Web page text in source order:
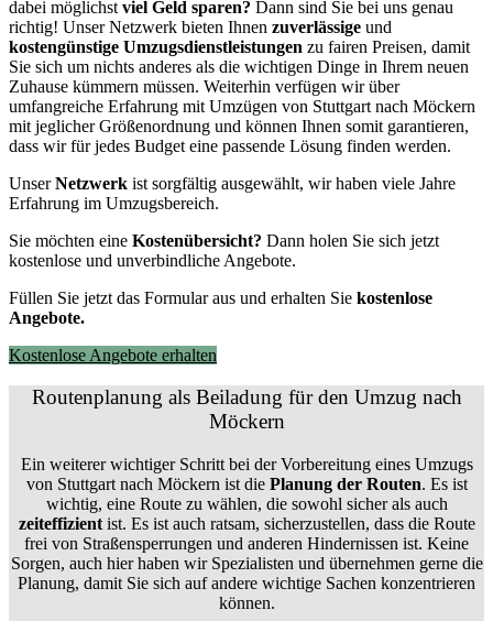
dabei möglichst viel Geld sparen? Dann sind Sie bei uns genau
richtig! Unser Netzwerk bieten Ihnen zuverlässige und
kostengünstige Umzugsdienstleistungen zu fairen Preisen, damit
Sie sich um nichts anderes als die wichtigen Dinge in Ihrem neuen
Zuhause kümmern müssen. Weiterhin verfügen wir über
umfangreiche Erfahrung mit Umzügen von Stuttgart nach Möckern
mit jeglicher Größenordnung und können Ihnen somit garantieren,
dass wir für jedes Budget eine passende Lösung finden werden.
UnserNetzwerk ist sorgfältig ausgewählt, wir haben viele Jahre
Erfahrung im Umzugsbereich.
Sie möchten eine Kostenübersicht? Dann holen Sie sich jetzt
kostenlose und unverbindliche Angebote.
Füllen Sie jetzt das Formular aus und erhalten Sie kostenlose
Angebote.
Kostenlose Angebote erhalten
Routenplanung als Beiladung für den Umzug nach
Möckern
Ein weiterer wichtiger Schritt bei der Vorbereitung eines Umzugs
von Stuttgart nach Möckern ist diePlanung der Routen. Es ist
wichtig, eine Route zu wählen, die sowohl sicher als auch
zeiteffizientist. Es ist auch ratsam, sicherzustellen, dass die Route
frei von Straßensperrungen und anderen Hindernissen ist. Keine
Sorgen, auch hier haben wir Spezialisten und übernehmen gerne die
Planung, damit Sie sich auf andere wichtige Sachen konzentrieren
können.